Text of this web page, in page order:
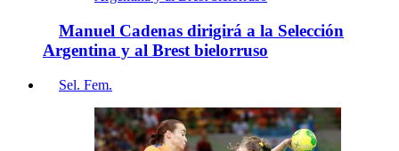
Manuel Cadenas dirigirá a la Selección
Argentina y al Brest bielorruso
Sel. Fem.